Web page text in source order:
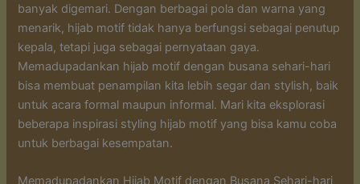
banyak digemari. Dengan berbagai pola dan warna yang
menarik, hijab motif tidak hanya berfungsi sebagai penutup
kepala, tetapi juga sebagai pernyataan gaya.
Memadupadankan hijab motif dengan busana sehari-hari
bisa membuat penampilan kita lebih segar dan stylish, baik
untuk acara formal maupun informal. Mari kita eksplorasi
beberapa inspirasi styling hijab motif yang bisa kamu coba
untuk berbagai kesempatan.
Memadupadankan Hijab Motif dengan Busana Sehari-hari